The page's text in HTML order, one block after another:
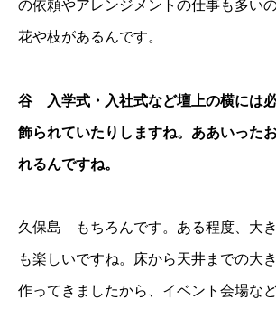
の依頼やアレンジメントの仕事も多い
花や枝があるんです。
谷 入学式・入社式など壇上の横には
飾られていたりしますね。ああいった
れるんですね。
久保島 もちろんです。ある程度、大
も楽しいですね。床から天井までの大
作ってきましたから、イベント会場な